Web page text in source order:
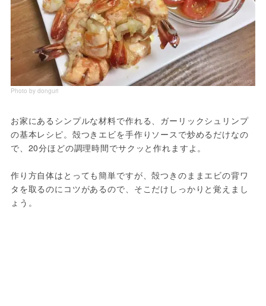
Photo by donguri
お家にあるシンプルな材料で作れる、ガーリックシュリンプ
の基本レシピ。殻つきエビを手作りソースで炒めるだけなの
で、20分ほどの調理時間でサクッと作れますよ。
作り方自体はとっても簡単ですが、殻つきのままエビの背ワ
タを取るのにコツがあるので、そこだけしっかりと覚えまし
ょう。